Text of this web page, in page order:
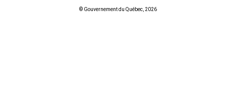
© Gouvernement du Québec, 2026